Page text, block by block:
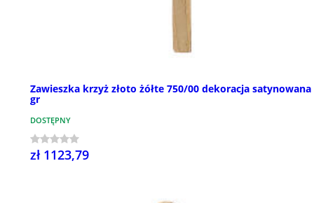
Zawieszka krzyż złoto żółte 750/00 dekoracja satynowana
gr
DOSTĘPNY
zł 1123,79